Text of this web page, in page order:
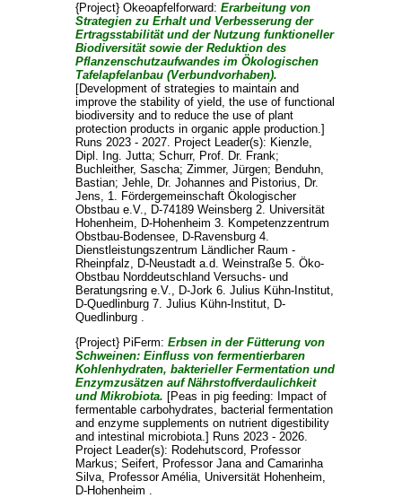
{Project} Okeoapfelforward: Erarbeitung von
Strategien zu Erhalt und Verbesserung der
Ertragsstabilität und der Nutzung funktioneller
Biodiversität sowie der Reduktion des
Pflanzenschutzaufwandes im Ökologischen
Tafelapfelanbau (Verbundvorhaben).
[Development of strategies to maintain and
improve the stability of yield, the use of functional
biodiversity and to reduce the use of plant
protection products in organic apple production.]
Runs 2023 - 2027. Project Leader(s): Kienzle,
Dipl. Ing. Jutta; Schurr, Prof. Dr. Frank;
Buchleither, Sascha; Zimmer, Jürgen; Benduhn,
Bastian; Jehle, Dr. Johannes and Pistorius, Dr.
Jens, 1. Fördergemeinschaft Ökologischer
Obstbau e.V., D-74189 Weinsberg 2. Universität
Hohenheim, D-Hohenheim 3. Kompetenzzentrum
Obstbau-Bodensee, D-Ravensburg 4.
Dienstleistungszentrum Ländlicher Raum -
Rheinpfalz, D-Neustadt a.d. Weinstraße 5. Öko-
Obstbau Norddeutschland Versuchs- und
Beratungsring e.V., D-Jork 6. Julius Kühn-Institut,
D-Quedlinburg 7. Julius Kühn-Institut, D-
Quedlinburg .
{Project} PiFerm: Erbsen in der Fütterung von
Schweinen: Einfluss von fermentierbaren
Kohlenhydraten, bakterieller Fermentation und
Enzymzusätzen auf Nährstoffverdaulichkeit
und Mikrobiota. [Peas in pig feeding: Impact of
fermentable carbohydrates, bacterial fermentation
and enzyme supplements on nutrient digestibility
and intestinal microbiota.] Runs 2023 - 2026.
Project Leader(s): Rodehutscord, Professor
Markus; Seifert, Professor Janaand Camarinha
Silva, Professor Amélia, Universität Hohenheim,
D-Hohenheim .